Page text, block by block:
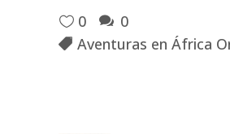
0
0
Aventuras en África